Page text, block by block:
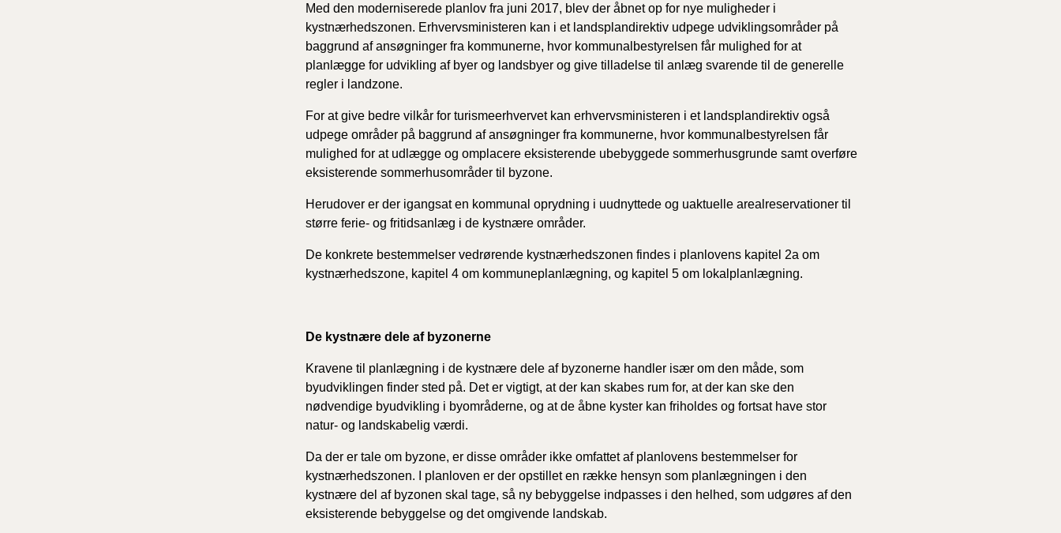
Med den moderniserede planlov fra juni 2017, blev der åbnet op for nye muligheder i
kystnærhedszonen. Erhvervsministeren kan i et landsplandirektiv udpege udviklingsområder på
baggrund af ansøgninger fra kommunerne, hvor kommunalbestyrelsen får mulighed for at
planlægge for udvikling af byer og landsbyer og give tilladelse til anlæg svarende til de generelle
regler i landzone.
For at give bedre vilkår for turismeerhvervet kan erhvervsministeren i et landsplandirektiv også
udpege områder på baggrund af ansøgninger fra kommunerne, hvor kommunalbestyrelsen får
mulighed for at udlægge og omplacere eksisterende ubebyggede sommerhusgrunde samt overføre
eksisterende sommerhusområder til byzone.
Herudover er der igangsat en kommunal oprydning i uudnyttede og uaktuelle arealreservationer til
større ferie- og fritidsanlæg i de kystnære områder.
De konkrete bestemmelser vedrørende kystnærhedszonen findes i planlovens kapitel 2a om
kystnærhedszone, kapitel 4 om kommuneplanlægning, og kapitel 5 om lokalplanlægning.
De kystnære dele af byzonerne
Kravene til planlægning i de kystnære dele af byzonerne handler især om den måde, som
byudviklingen finder sted på. Det er vigtigt, at der kan skabes rum for, at der kan ske den
nødvendige byudvikling i byområderne, og at de åbne kyster kan friholdes og fortsat have stor
natur- og landskabelig værdi.
Da der er tale om byzone, er disse områder ikke omfattet af planlovens bestemmelser for
kystnærhedszonen. I planloven er der opstillet en række hensyn som planlægningen i den
kystnære del af byzonen skal tage, så ny bebyggelse indpasses i den helhed, som udgøres af den
eksisterende bebyggelse og det omgivende landskab.